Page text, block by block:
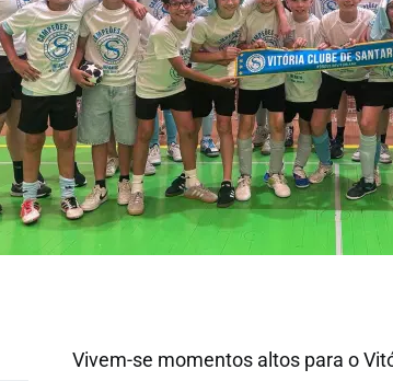
Vivem-se momentos altos para o